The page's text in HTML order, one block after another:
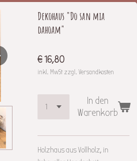
Dekohaus "Do san mia
dahoam"
€ 16,80
inkl. MwSt zzgl. Versandkosten
In den
Warenkorb
Holzhaus aus Vollholz, in